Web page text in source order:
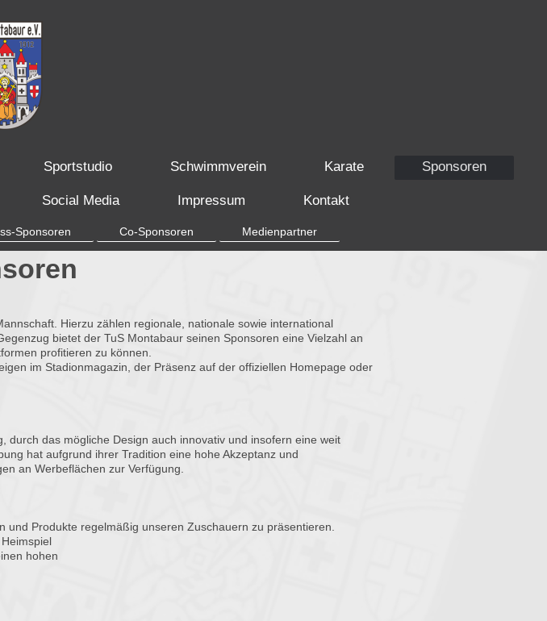
Sportstudio Schwimmverein Karate Sponsoren
Social Media Impressum Kontakt
Sponsoren Co-Sponsoren Medienpartner
Hierzu zählen regionale, nationale sowie international
bietet der TuS Montabaur seinen Sponsoren eine Vielzahl an
profitieren zu können.
im Stadionmagazin, der Präsenz auf der offiziellen Homepage oder
durch das mögliche Design auch innovativ und insofern eine weit
hat aufgrund ihrer Tradition eine hohe Akzeptanz und
an Werbeflächen zur Verfügung.
Produkte regelmäßig unseren Zuschauern zu präsentieren.
hohen